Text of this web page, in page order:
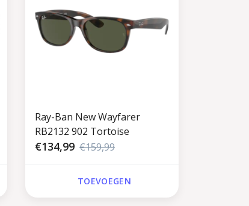
Ray-Ban New Wayfarer
RB2132 902 Tortoise
€134,99 €159,99
TOEVOEGEN